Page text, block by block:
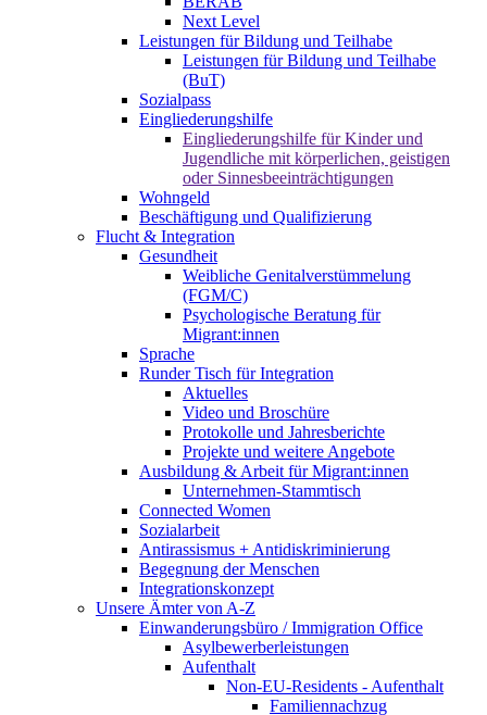
Next Level
Leistungen für Bildung und Teilhabe
Leistungen für Bildung und Teilhabe
(BuT)
Sozialpass
Eingliederungshilfe
Eingliederungshilfe für Kinder und
Jugendliche mit körperlichen, geistigen
oder Sinnesbeeinträchtigungen
Wohngeld
Beschäftigung und Qualifizierung
Flucht & Integration
Gesundheit
Weibliche Genitalverstümmelung
(FGM/C)
Psychologische Beratung für
Migrant:innen
Sprache
Runder Tisch für Integration
Aktuelles
Video und Broschüre
Protokolle und Jahresberichte
Projekte und weitere Angebote
Ausbildung & Arbeit für Migrant:innen
Unternehmen-Stammtisch
Connected Women
Sozialarbeit
Antirassismus + Antidiskriminierung
Begegnung der Menschen
Integrationskonzept
Unsere Ämter von A-Z
Einwanderungsbüro / Immigration Office
Asylbewerberleistungen
Aufenthalt
Non-EU-Residents - Aufenthalt
Familiennachzug